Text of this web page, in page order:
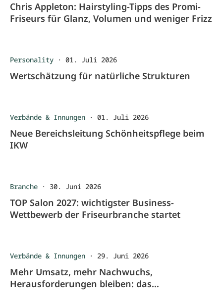
Chris Appleton: Hairstyling-Tipps des Promi-
Friseurs für Glanz, Volumen und weniger Frizz
Personality · 01. Juli 2026
Wertschätzung für natürliche Strukturen
Verbände & Innungen · 01. Juli 2026
Neue Bereichsleitung Schönheitspflege beim
IKW
Branche · 30. Juni 2026
TOP Salon 2027: wichtigster Business-
Wettbewerb der Friseurbranche startet
Verbände & Innungen · 29. Juni 2026
Mehr Umsatz, mehr Nachwuchs,
Herausforderungen bleiben: das